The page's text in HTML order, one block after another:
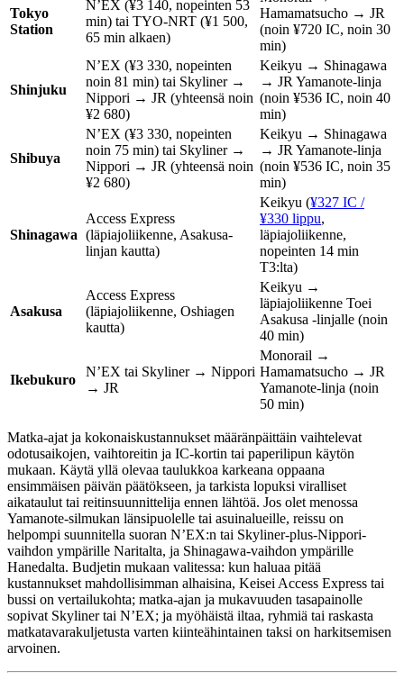
Tokyo
Station
N’EX (¥3 140, nopeinten 53
min) tai TYO-NRT (¥1 500,
65 min alkaen)
Hamamatsucho → JR
(noin ¥720 IC, noin 30
min)
Shinjuku
N’EX (¥3 330, nopeinten
noin 81 min) tai Skyliner →
Nippori → JR (yhteensä noin
¥2 680)
Keikyu → Shinagawa
→ JR Yamanote-linja
(noin ¥536 IC, noin 40
min)
Shibuya
N’EX (¥3 330, nopeinten
noin 75 min) tai Skyliner →
Nippori → JR (yhteensä noin
¥2 680)
Keikyu → Shinagawa
→ JR Yamanote-linja
(noin ¥536 IC, noin 35
min)
Shinagawa
Access Express
(läpiajoliikenne, Asakusa-
linjan kautta)
Keikyu (¥327 IC /
¥330 lippu,
läpiajoliikenne,
nopeinten 14 min
T3:lta)
Asakusa
Access Express
(läpiajoliikenne, Oshiagen
kautta)
Keikyu →
läpiajoliikenne Toei
Asakusa -linjalle (noin
40 min)
Ikebukuro
N’EX tai Skyliner → Nippori
→ JR
Monorail →
Hamamatsucho → JR
Yamanote-linja (noin
50 min)
Matka-ajat ja kokonaiskustannukset määränpäittäin vaihtelevat
odotusaikojen, vaihtoreitin ja IC-kortin tai paperilipun käytön
mukaan. Käytä yllä olevaa taulukkoa karkeana oppaana
ensimmäisen päivän päätökseen, ja tarkista lopuksi viralliset
aikataulut tai reitinsuunnittelija ennen lähtöä. Jos olet menossa
Yamanote-silmukan länsipuolelle tai asuinalueille, reissu on
helpompi suunnitella suoran N’EX:n tai Skyliner-plus-Nippori-
vaihdon ympärille Naritalta, ja Shinagawa-vaihdon ympärille
Hanedalta. Budjetin mukaan valitessa: kun haluaa pitää
kustannukset mahdollisimman alhaisina, Keisei Access Express tai
bussi on vertailukohta; matka-ajan ja mukavuuden tasapainolle
sopivat Skyliner tai N’EX; ja myöhäistä iltaa, ryhmiä tai raskasta
matkatavarakuljetusta varten kiinteähintainen taksi on harkitsemisen
arvoinen.